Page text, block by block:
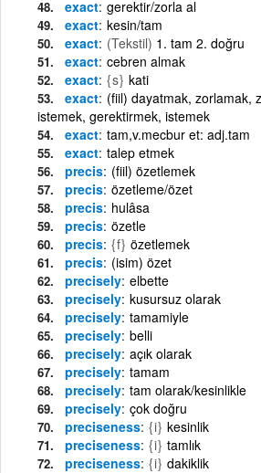
exact gerektir/zorla al
exact kesin/tam
exact (Tekstil) 1. tam 2. doğru
exact cebren almak
exact {s} kati
exact (fiil) dayatmak, zorlamak,
istemek, gerektirmek, istemek
exact tam,v.mecbur et: adj.tam
exact talep etmek
precis (fiil) özetlemek
precis özetleme/özet
precis hulâsa
precis özetle
precis {f} özetlemek
precis (isim) özet
precisely elbette
precisely kusursuz olarak
precisely tamamiyle
precisely belli
precisely açık olarak
precisely tamam
precisely tam olarak/kesinlikle
precisely çok doğru
preciseness {i} kesinlik
preciseness {i} tamlık
preciseness {i} dakiklik